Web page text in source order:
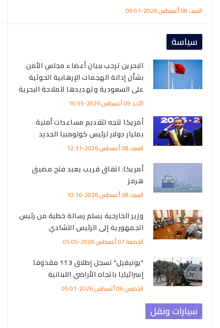
السبت 08 أغسطس 2026-09:01
سياسة
البحرين ترحب ببيان أعضاء مجلس الأمن
بشأن إدانة الهجمات الإرهابية الحوثية
على السعودية وتهديدها للملاحة البحرية
الأحد 09 أغسطس 2026-10:55
أمريكا تتجه لتقديم مساعدات أمنية
بمليار دولار لرئيس كولومبيا الجديد
السبت 08 أغسطس 2026-12:31
أمريكا: اتفاق قريب يعيد فتح مضيق
هرمز
السبت 08 أغسطس 2026-10:16
وزير الخارجية يسلم رسالة خطية من رئيس
الجمهورية إلى الرئيس التشادي
الجمعة 07 أغسطس 2026-05:05
"يونيفيل" تسجل إطلاق 113 مقذوفا
إسرائيليا باتجاه الأراضي اللبنانية
الخميس 06 أغسطس 2026-05:01
سيارات ونقل